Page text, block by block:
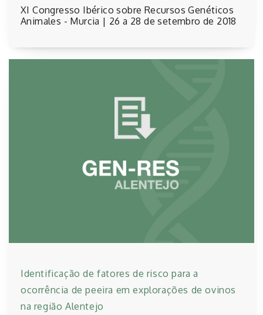
XI Congresso Ibérico sobre Recursos Genéticos
Animales - Murcia | 26 a 28 de setembro de 2018
Identificação de fatores de risco para a
ocorrência de peeira em explorações de ovinos
na região Alentejo